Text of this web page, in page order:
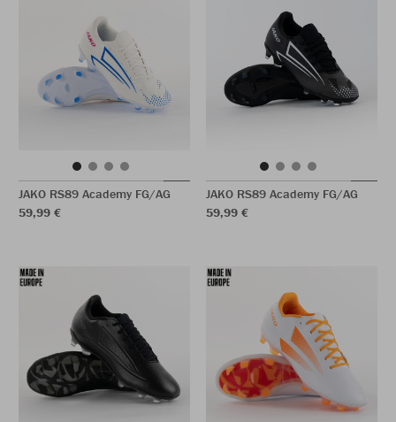
JAKO RS89 Academy FG/AG
59,99 €
JAKO RS89 Academy FG/AG
59,99 €